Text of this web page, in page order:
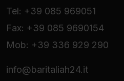
Tel: +39 085 969051
Fax: +39 085 9690154
Mob: +39 336 929 290
info@baritaliah24.it